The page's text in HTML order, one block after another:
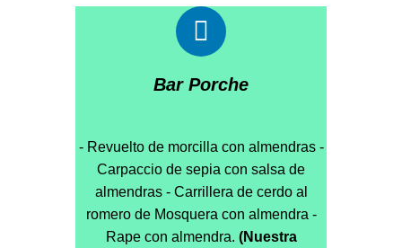
Bar Porche
- Revuelto de morcilla con almendras -
Carpaccio de sepia con salsa de
almendras - Carrillera de cerdo al
romero de Mosquera con almendra -
Rape con almendra. (Nuestra